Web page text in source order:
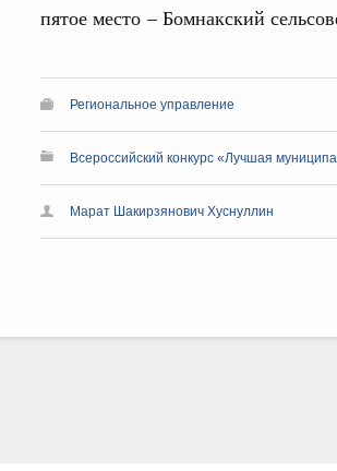
пятое место – Бомнакский
Региональное управление
Всероссийский конкурс «Лучшая
Марат Шакирзянович Хуснуллин